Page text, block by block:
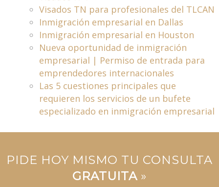
Visados TN para profesionales del TLCAN
Inmigración empresarial en Dallas
Inmigración empresarial en Houston
Nueva oportunidad de inmigración
empresarial | Permiso de entrada para
emprendedores internacionales
Las 5 cuestiones principales que
requieren los servicios de un bufete
especializado en inmigración empresarial
PIDE HOY MISMO TU CONSULTA
GRATUITA»